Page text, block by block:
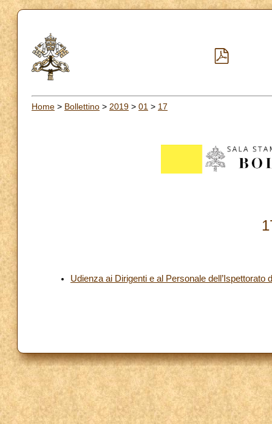
Home > Bollettino > 2019 > 01 > 17
Udienza ai Dirigenti e al Personale